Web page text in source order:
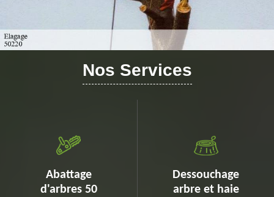
Nos Services
Abattage
d'arbres 50
Dessouchage
arbre et haie